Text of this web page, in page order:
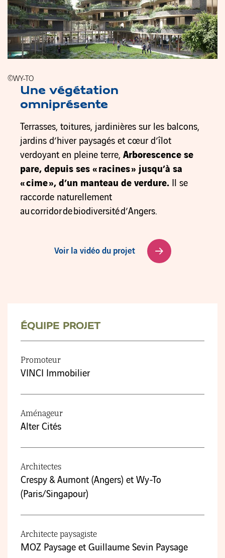
Une végétation
omniprésente
Terrasses, toitures, jardinières sur les balcons,
jardins d’hiver paysagés et cœur d’îlot
verdoyant en pleine terre, Arborescence se
pare, depuis ses « racines » jusqu’à sa
« cime », d’un manteau de verdure. Il se
raccorde naturellement
au corridor de biodiversité d’Angers.
Voir la vidéo du projet
©WY-TO
ÉQUIPE PROJET
Promoteur
VINCI Immobilier
Aménageur
Alter Cités
Architectes
Crespy & Aumont (Angers) et Wy-To
(Paris/Singapour)
Architecte paysagiste
MOZ Paysage et Guillaume Sevin Paysage